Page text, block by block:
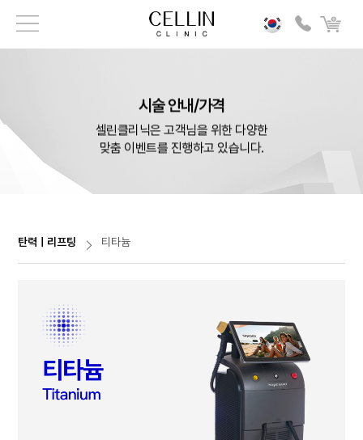
시술 안내/가격
셀린클리닉은 고객님을 위한 다양한
맞춤 이벤트를 진행하고 있습니다.
탄력ㅣ리프팅 티타늄